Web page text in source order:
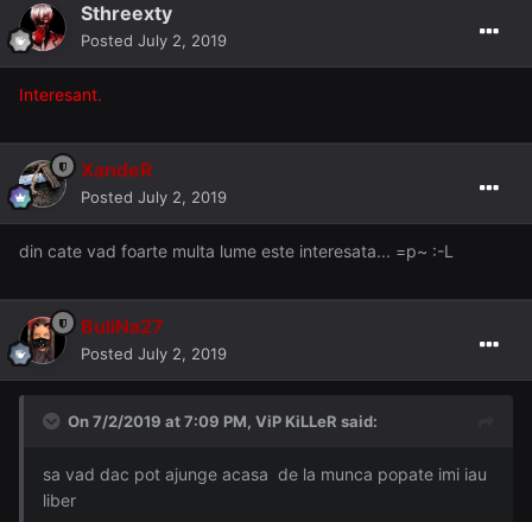
Sthreexty
Posted July 2, 2019
Interesant.
XandeR
Posted July 2, 2019
din cate vad foarte multa lume este interesata... =p~ :-L
BuliNa27
Posted July 2, 2019
On 7/2/2019 at 7:09 PM, ViP KiLLeR said:
sa vad dac pot ajunge acasa de la munca popate imi iau
liber